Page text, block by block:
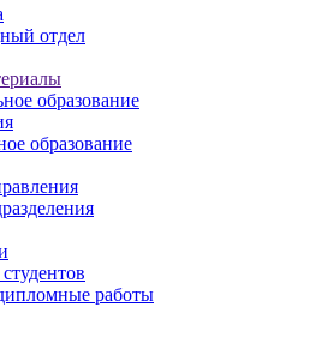
отдел
образование
образование
работы